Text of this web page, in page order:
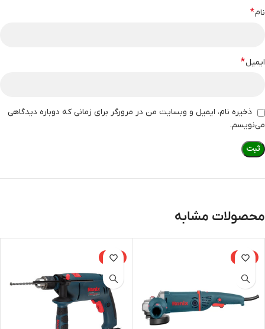
نام*
ایمیل*
ذخیره نام، ایمیل و وبسایت من در مرورگر برای زمانی که دوباره دیدگاهی
می‌نویسم.
محصولات مشابه
-15%
-23%